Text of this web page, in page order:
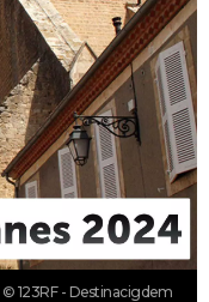
© 123RF - Destinacigdem